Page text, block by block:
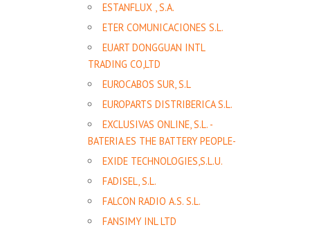
ESTANFLUX , S.A.
ETER COMUNICACIONES S.L.
EUART DONGGUAN INTL
TRADING CO,LTD
EUROCABOS SUR, S.L
EUROPARTS DISTRIBERICA S.L.
EXCLUSIVAS ONLINE, S.L. -
BATERIA.ES THE BATTERY PEOPLE-
EXIDE TECHNOLOGIES,S.L.U.
FADISEL, S.L.
FALCON RADIO A.S. S.L.
FANSIMY INL LTD